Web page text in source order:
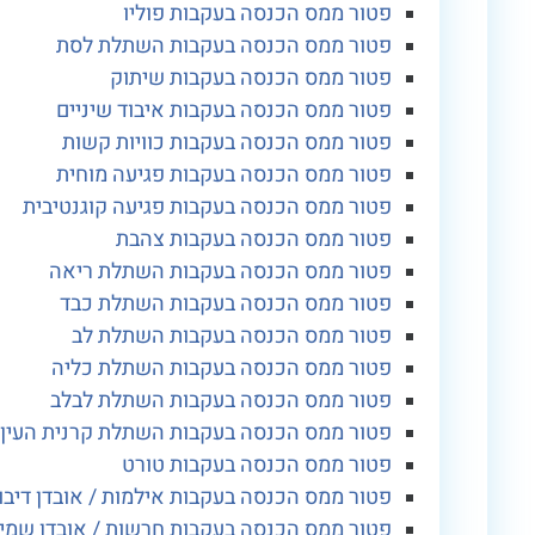
פטור ממס הכנסה בעקבות פוליו
פטור ממס הכנסה בעקבות השתלת לסת
פטור ממס הכנסה בעקבות שיתוק
פטור ממס הכנסה בעקבות איבוד שיניים
פטור ממס הכנסה בעקבות כוויות קשות
פטור ממס הכנסה בעקבות פגיעה מוחית
פטור ממס הכנסה בעקבות פגיעה קוגנטיבית
פטור ממס הכנסה בעקבות צהבת
פטור ממס הכנסה בעקבות השתלת ריאה
פטור ממס הכנסה בעקבות השתלת כבד
פטור ממס הכנסה בעקבות השתלת לב
פטור ממס הכנסה בעקבות השתלת כליה
פטור ממס הכנסה בעקבות השתלת לבלב
פטור ממס הכנסה בעקבות השתלת קרנית העין
פטור ממס הכנסה בעקבות טורט
פטור ממס הכנסה בעקבות אילמות / אובדן